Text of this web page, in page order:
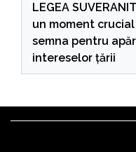
LEGEA
un moment
semna pentru
intereselor țării